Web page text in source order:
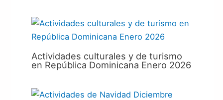
Actividades culturales y de turismo
en República Dominicana Enero 2026